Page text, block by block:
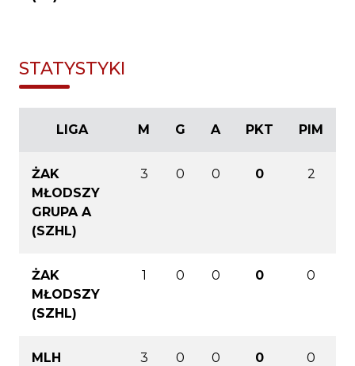
STATYSTYKI
LIGA M G A PKT PIM
ŻAK
MŁODSZY
GRUPA A
(SZHL)
3 0 0 0 2
ŻAK
MŁODSZY
(SZHL)
1 0 0 0 0
MLH
3 0 0 0 0